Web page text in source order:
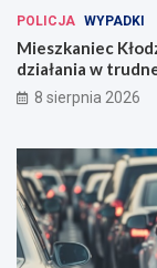
POLICJA WYPADKI
Mieszkaniec
działania w
8 sierpnia 2026